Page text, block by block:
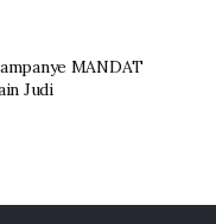
MANDAT
Judi